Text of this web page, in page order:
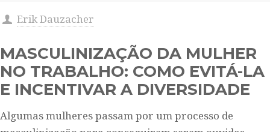
Erik Dauzacher
MASCULINIZAÇÃO DA MULHER
NO TRABALHO: COMO EVITÁ-LA
E INCENTIVAR A DIVERSIDADE
Algumas mulheres passam por um processo de